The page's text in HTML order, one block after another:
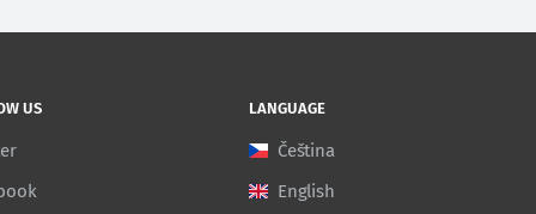
US LANGUAGE
Čeština
English